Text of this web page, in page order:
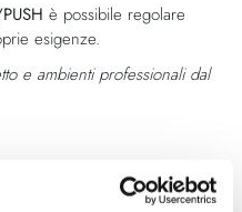
è possibile regolare
esigenze.
e ambienti professionali dal